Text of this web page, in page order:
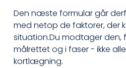
Den næste formular går
med netop de faktorer, der
situation.Du modtager den,
målrettet og i faser - ikke
kortlægning.